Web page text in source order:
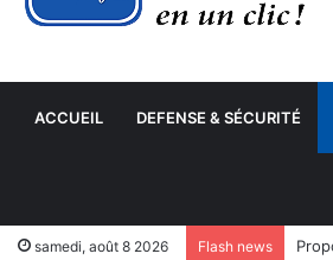
ACCUEIL DEFENSE & SÉCURITÉ
samedi, août 8 2026 Flash news